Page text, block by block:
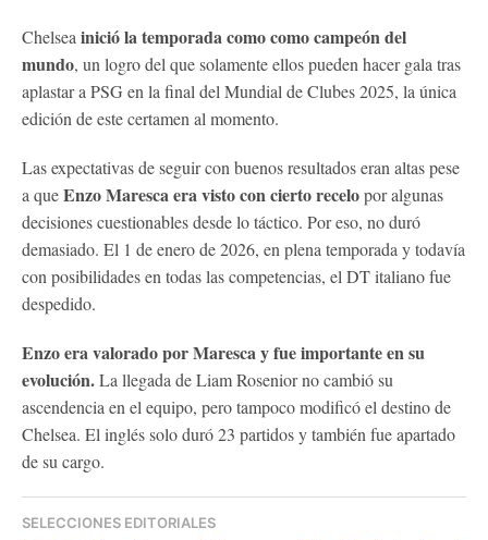
Chelsea inició la temporada como como campeón del
mundo, un logro del que solamente ellos pueden hacer gala tras
aplastar a PSG en la final del Mundial de Clubes 2025, la única
edición de este certamen al momento.
Las expectativas de seguir con buenos resultados eran altas pese
a queEnzo Maresca era visto con cierto recelopor algunas
decisiones cuestionables desde lo táctico. Por eso, no duró
demasiado. El 1 de enero de 2026, en plena temporada y todavía
con posibilidades en todas las competencias, el DT italiano fue
despedido.
Enzo era valorado por Maresca y fue importante en su
evolución.La llegada de Liam Rosenior no cambió su
ascendencia en el equipo, pero tampoco modificó el destino de
Chelsea. El inglés solo duró 23 partidos y también fue apartado
de su cargo.
SELECCIONES EDITORIALES